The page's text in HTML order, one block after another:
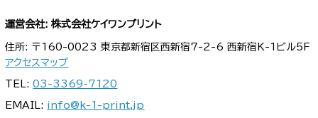
運営会社: 株式会社ケイワンプリント
住所: 〒160-0023 東京都新宿区西新宿7-2-6 西新宿K-1ビル5F
アクセスマップ
TEL:03-3369-7120
EMAIL: info@k-1-print.jp